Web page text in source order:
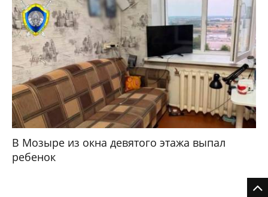
В Мозыре из окна девятого этажа выпал
ребенок